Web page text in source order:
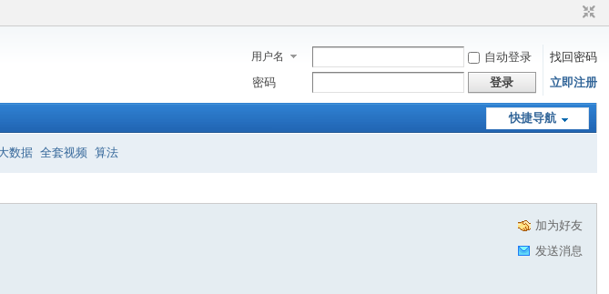
用户名 自动登录
找回密码
密码
登录 立即注册
快捷导航
数据 全套视频 算法
加为好友
发送消息